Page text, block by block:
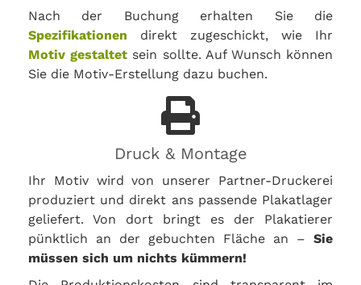
Nach der Buchung erhalten Sie die
Spezifikationen direkt zugeschickt, wie Ihr
Motiv gestaltet sein sollte. Auf Wunsch können
Sie die Motiv-Erstellung dazu buchen.
Druck & Montage
Ihr Motiv wird von unserer Partner-Druckerei
produziert und direkt ans passende Plakatlager
geliefert. Von dort bringt es der Plakatierer
pünktlich an der gebuchten Fläche an – Sie
müssen sich um nichts kümmern!